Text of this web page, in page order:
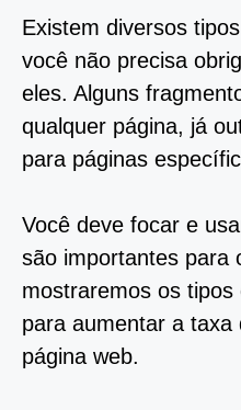
Existem diversos
você não precisa
eles. Alguns
qualquer página, já
para páginas
Você deve focar e
são importantes para
mostraremos os
para aumentar a taxa
página web.